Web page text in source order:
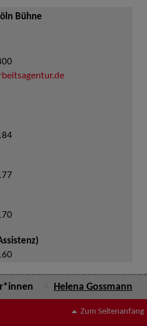
Bühne
Helena Gossmann
Zum Seitenanfang